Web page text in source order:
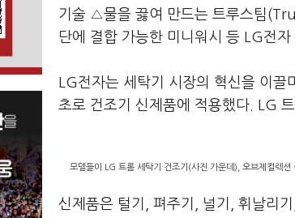
기술 △물을 끓여 만드는 트루스팀
단에 결합 가능한 미니워시 등 LG전
LG전자는 세탁기 시장의 혁신을 이
초로 건조기 신제품에 적용했다. LG
모델들이 LG 트롬 세탁기·건조기(사진 가운데), 오브제컬렉
신제품은 털기, 펴주기, 널기, 휘날리